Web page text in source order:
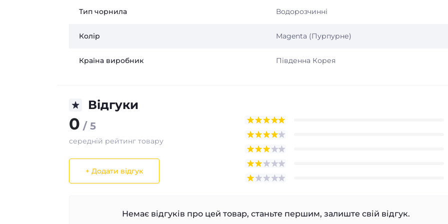
Тип чорнила Водорозчинні
Колір Magenta (Пурпурне)
Країна виробник Південна Корея
Відгуки
0 / 5
середній рейтинг товару
+ Додати відгук
Немає відгуків про цей товар, станьте першим, залиште свій відгук.